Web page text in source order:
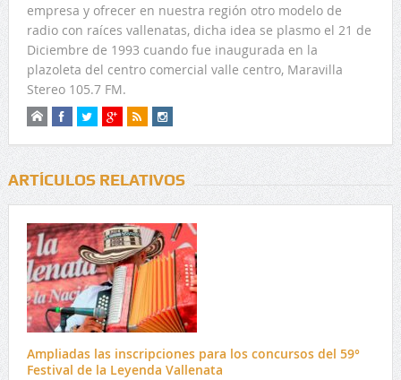
empresa y ofrecer en nuestra región otro modelo de
radio con raíces vallenatas, dicha idea se plasmo el 21 de
Diciembre de 1993 cuando fue inaugurada en la
plazoleta del centro comercial valle centro, Maravilla
Stereo 105.7 FM.
ARTÍCULOS RELATIVOS
Ampliadas las inscripciones para los concursos del 59°
Festival de la Leyenda Vallenata